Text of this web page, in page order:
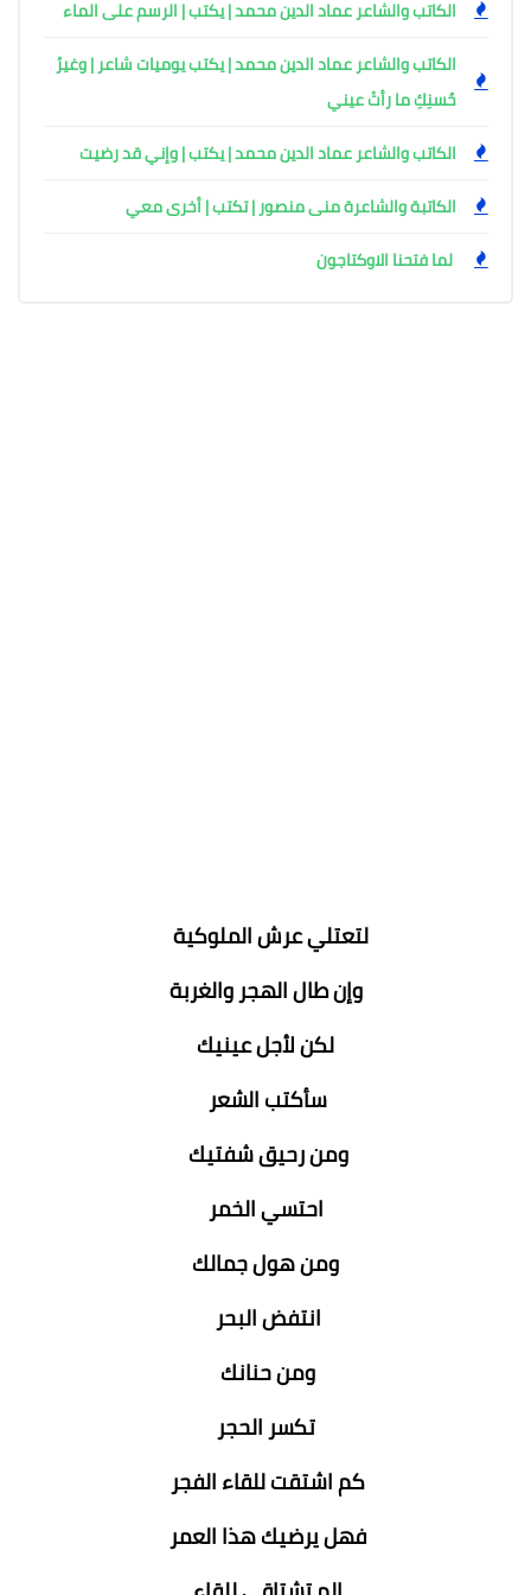
الكاتب والشاعر عماد الدين محمد | يكتب | الرسم على الماء
الكاتب والشاعر عماد الدين محمد | يكتب يوميات شاعر | وغيرُ
حُسنِكِ ما رأتْ عيني
الكاتب والشاعر عماد الدين محمد | يكتب | وإني قد رضيت
الكاتبة والشاعرة منى منصور | تكتب | أخرى معي
لما فتحنا الاوكتاجون
لتعتلي عرش الملوكية
وإن طال الهجر والغربة
لكن لأجل عينيك
سأكتب الشعر
ومن رحيق شفتيك
احتسي الخمر
ومن هول جمالك
انتفض البحر
ومن حنانك
تكسر الحجر
كم اشتقت للقاء الفجر
فهل يرضيك هذا العمر